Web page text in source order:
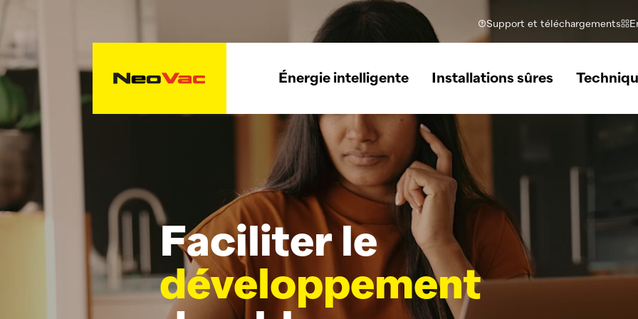
Support et téléchargements
Énergie intelligente Installations sûres
Faciliter le
développement